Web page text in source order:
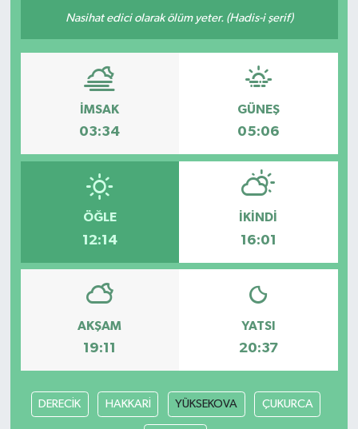
Nasihat edici olarak ölüm yeter. (Hadis-i şerif)
İMSAK
03:34
GÜNEŞ
05:06
ÖĞLE
12:14
İKINDI
16:01
AKŞAM
19:11
YATSI
20:37
DERECİK HAKKARİ YÜKSEKOVA ÇUKURCA